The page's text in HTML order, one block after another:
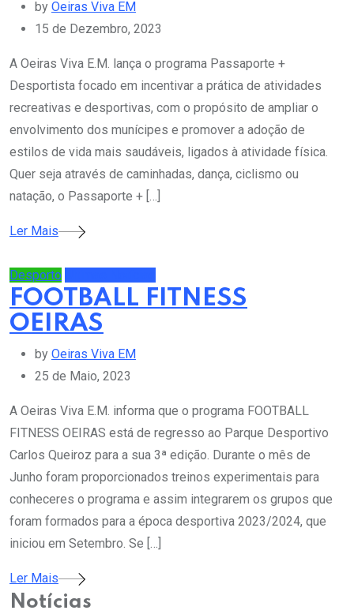
by Oeiras Viva EM
15 de Dezembro, 2023
A Oeiras Viva E.M. lança o programa Passaporte +
Desportista focado em incentivar a prática de atividades
recreativas e desportivas, com o propósito de ampliar o
envolvimento dos munícipes e promover a adoção de
estilos de vida mais saudáveis, ligados à atividade física.
Quer seja através de caminhadas, dança, ciclismo ou
natação, o Passaporte + […]
Ler Mais
Desporto
FOOTBALL FITNESS
OEIRAS
by Oeiras Viva EM
25 de Maio, 2023
A Oeiras Viva E.M. informa que o programa FOOTBALL
FITNESS OEIRAS está de regresso ao Parque Desportivo
Carlos Queiroz para a sua 3ª edição. Durante o mês de
Junho foram proporcionados treinos experimentais para
conheceres o programa e assim integrarem os grupos que
foram formados para a época desportiva 2023/2024, que
iniciou em Setembro. Se […]
Ler Mais
Notícias